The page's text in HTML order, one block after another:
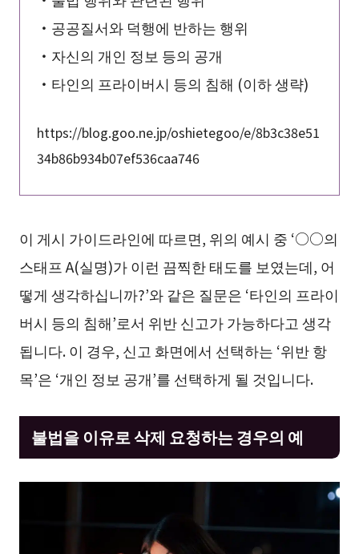
・공공질서와 덕행에 반하는 행위
・자신의 개인 정보 등의 공개
・타인의 프라이버시 등의 침해 (이하 생략)
https://blog.goo.ne.jp/oshietegoo/e/8b3c38e51
34b86b934b07ef536caa746
이 게시 가이드라인에 따르면, 위의 예시 중 ‘○○의
스태프 A(실명)가 이런 끔찍한 태도를 보였는데, 어
떻게 생각하십니까?’와 같은 질문은 ‘타인의 프라이
버시 등의 침해’로서 위반 신고가 가능하다고 생각
됩니다. 이 경우, 신고 화면에서 선택하는 ‘위반 항
목’은 ‘개인 정보 공개’를 선택하게 될 것입니다.
불법을 이유로 삭제 요청하는 경우의 예